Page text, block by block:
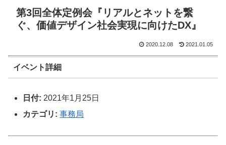
第3回全体定例会『リアルとネットを繋
ぐ、価値デザイン社会実現に向けたDX』
2020.12.08 2021.01.05
イベント詳細
日付: 2021年1月25日
カテゴリ: 事務局